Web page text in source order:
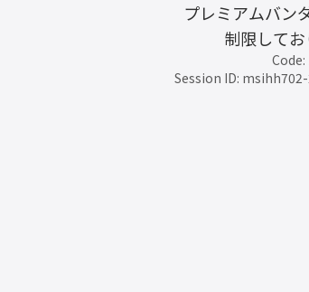
プレミアムバン
制限してお
Code:
Session ID: